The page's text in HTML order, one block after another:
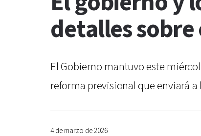
detalles
El Gobierno mantuvo este
reforma previsional que enviará a
4 de marzo de 2026